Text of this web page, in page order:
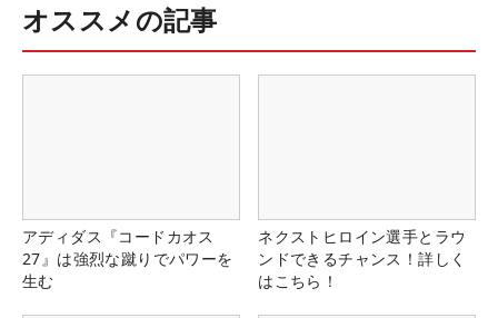
オススメの記事
アディダス『コードカオス
27』は強烈な蹴りでパワーを
生む
ネクストヒロイン選手とラウ
ンドできるチャンス！詳しく
はこちら！